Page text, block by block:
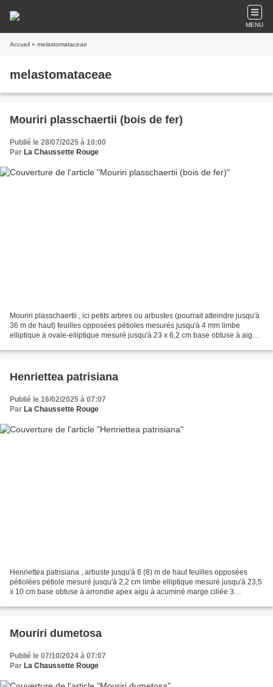
MENU
Accueil » melastomataceae
melastomataceae
Mouriri plasschaertii (bois de fer)
Publié le 28/07/2025 à 10:00
Par La Chaussette Rouge
Mouriri plasschaertii , ici petits arbres ou arbustes (pourrait atteindre jusqu'à
36 m de haut) feuilles opposées pétioles mesurés jusqu'à 4 mm limbe
elliptique à ovale-elliptique mesuré jusqu'à 23 x 6,2 cm base obtuse à aigüe,
Henriettea patrisiana
Publié le 16/02/2025 à 07:07
Par La Chaussette Rouge
Henriettea patrisiana , arbuste jusqu'à 6 (8) m de haut feuilles opposées
pétiolées pétiole mesuré jusqu'à 2,2 cm limbe elliptique mesuré jusqu'à 23,5
x 10 cm base obtuse à arrondie apex aigu à acuminé marge ciliée 3
Mouriri dumetosa
Publié le 07/10/2024 à 07:07
Par La Chaussette Rouge